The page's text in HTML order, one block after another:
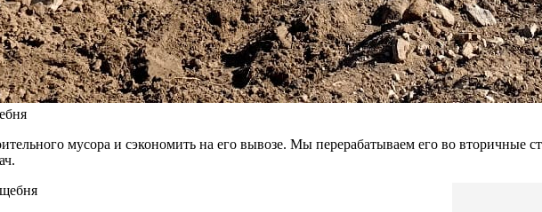
мусора и сэкономить на его вывозе. Мы перерабатываем его во вторичные